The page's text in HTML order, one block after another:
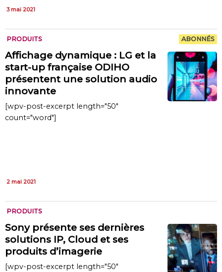
3 mai 2021
PRODUITS ABONNÉS
Affichage dynamique : LG et la
start-up française ODIHO
présentent une solution audio
innovante
[wpv-post-excerpt length="50"
count="word"]
2 mai 2021
PRODUITS
Sony présente ses dernières
solutions IP, Cloud et ses
produits d’imagerie
[wpv-post-excerpt length="50"